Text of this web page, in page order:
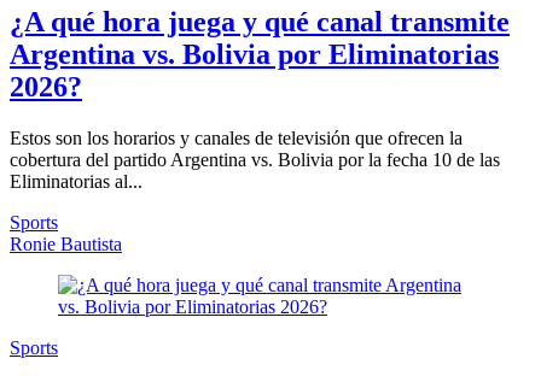
¿A qué hora juega y qué canal transmite
Argentina vs. Bolivia por Eliminatorias
2026?
Estos son los horarios y canales de televisión que ofrecen la
cobertura del partido Argentina vs. Bolivia por la fecha 10 de las
Eliminatorias al...
Sports
Ronie Bautista
Sports